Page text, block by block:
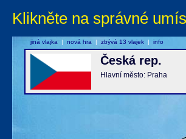
Klikněte na správné
Česká rep.
Hlavní město: Praha
jiná vlajka | nová hra | zbývá 13 vlajek | info